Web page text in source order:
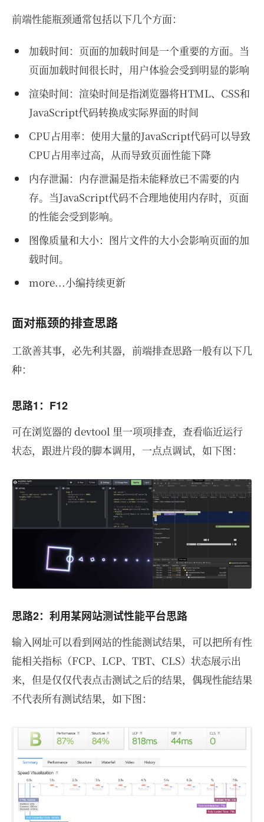
前端性能瓶颈通常包括以下几个方面：
加载时间：页面的加载时间是一个重要的方面。当
页面加载时间很长时，用户体验会受到明显的影响
渲染时间：渲染时间是指浏览器将HTML、CSS和
JavaScript代码转换成实际界面的时间
CPU占用率：使用大量的JavaScript代码可以导致
CPU占用率过高，从而导致页面性能下降
内存泄漏：内存泄漏是指未能释放已不需要的内
存。当JavaScript代码不合理地使用内存时，页面
的性能会受到影响。
图像质量和大小：图片文件的大小会影响页面的加
载时间。
more...小编持续更新
面对瓶颈的排查思路
工欲善其事，必先利其器，前端排查思路一般有以下几
种：
思路1：F12
可在浏览器的 devtool 里一项项排查，查看临近运行
状态，跟进片段的脚本调用，一点点调试，如下图：
思路2：利用某网站测试性能平台思路
输入网址可以看到网站的性能测试结果，可以把所有性
能相关指标（FCP、LCP、TBT、CLS）状态展示出
来，但是仅仅代表点击测试之后的结果，偶现性能结果
不代表所有测试结果，如下图：